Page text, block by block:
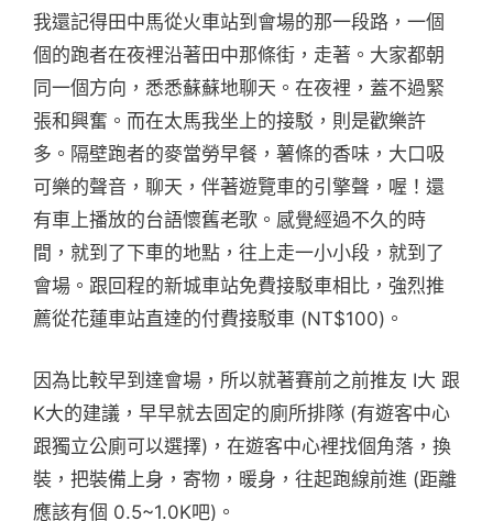
我還記得田中馬從火車站到會場的那一段路，一個
個的跑者在夜裡沿著田中那條街，走著。大家都朝
同一個方向，悉悉蘇蘇地聊天。在夜裡，蓋不過緊
張和興奮。而在太馬我坐上的接駁，則是歡樂許
多。隔壁跑者的麥當勞早餐，薯條的香味，大口吸
可樂的聲音，聊天，伴著遊覽車的引擎聲，喔！還
有車上播放的台語懷舊老歌。感覺經過不久的時
間，就到了下車的地點，往上走一小小段，就到了
會場。跟回程的新城車站免費接駁車相比，強烈推
薦從花蓮車站直達的付費接駁車 (NT$100)。
因為比較早到達會場，所以就著賽前之前推友 I大 跟
K大的建議，早早就去固定的廁所排隊 (有遊客中心
跟獨立公廁可以選擇)，在遊客中心裡找個角落，換
裝，把裝備上身，寄物，暖身，往起跑線前進 (距離
應該有個 0.5~1.0K吧)。